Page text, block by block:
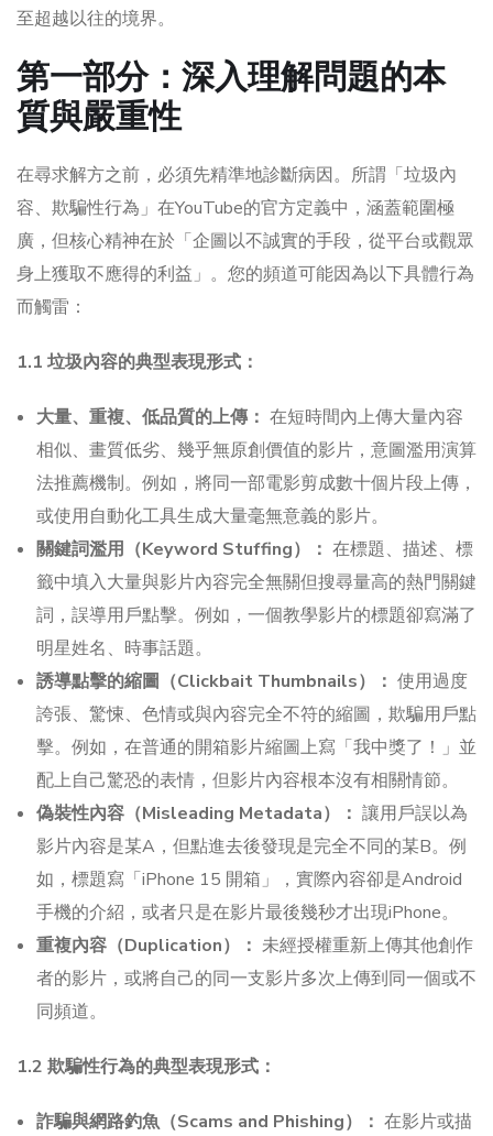
至超越以往的境界。
第一部分：深入理解問題的本
質與嚴重性
在尋求解方之前，必須先精準地診斷病因。所謂「垃圾內
容、欺騙性行為」在YouTube的官方定義中，涵蓋範圍極
廣，但核心精神在於「企圖以不誠實的手段，從平台或觀眾
身上獲取不應得的利益」。您的頻道可能因為以下具體行為
而觸雷：
1.1 垃圾內容的典型表現形式：
大量、重複、低品質的上傳： 在短時間內上傳大量內容
相似、畫質低劣、幾乎無原創價值的影片，意圖濫用演算
法推薦機制。例如，將同一部電影剪成數十個片段上傳，
或使用自動化工具生成大量毫無意義的影片。
關鍵詞濫用（Keyword Stuffing）： 在標題、描述、標
籤中填入大量與影片內容完全無關但搜尋量高的熱門關鍵
詞，誤導用戶點擊。例如，一個教學影片的標題卻寫滿了
明星姓名、時事話題。
誘導點擊的縮圖（Clickbait Thumbnails）： 使用過度
誇張、驚悚、色情或與內容完全不符的縮圖，欺騙用戶點
擊。例如，在普通的開箱影片縮圖上寫「我中獎了！」並
配上自己驚恐的表情，但影片內容根本沒有相關情節。
偽裝性內容（Misleading Metadata）： 讓用戶誤以為
影片內容是某A，但點進去後發現是完全不同的某B。例
如，標題寫「iPhone 15 開箱」，實際內容卻是Android
手機的介紹，或者只是在影片最後幾秒才出現iPhone。
重複內容（Duplication）： 未經授權重新上傳其他創作
者的影片，或將自己的同一支影片多次上傳到同一個或不
同頻道。
1.2 欺騙性行為的典型表現形式：
詐騙與網路釣魚（Scams and Phishing）： 在影片或描